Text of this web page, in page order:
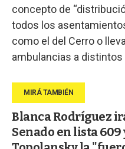
concepto de
todos los
como el del Cerro o
ambulancias a
Blanca Rodríguez
Senado en lista